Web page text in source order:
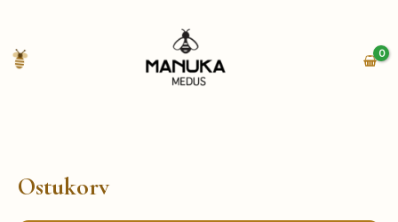
content
Ostukorv